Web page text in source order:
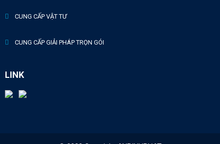
CUNG CẤP VẬT TƯ
CUNG CẤP GIẢI PHÁP TRỌN GÓI
LINK